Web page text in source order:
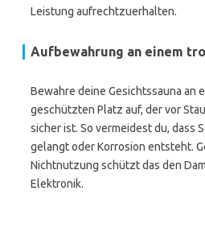
Leistung aufrechtzuerhalten.
Aufbewahrung an einem
Bewahre deine Gesichtssauna an
geschützten Platz auf, der vor
sicher ist. So vermeidest du, dass
gelangt oder Korrosion entsteht.
Nichtnutzung schützt das den
Elektronik.